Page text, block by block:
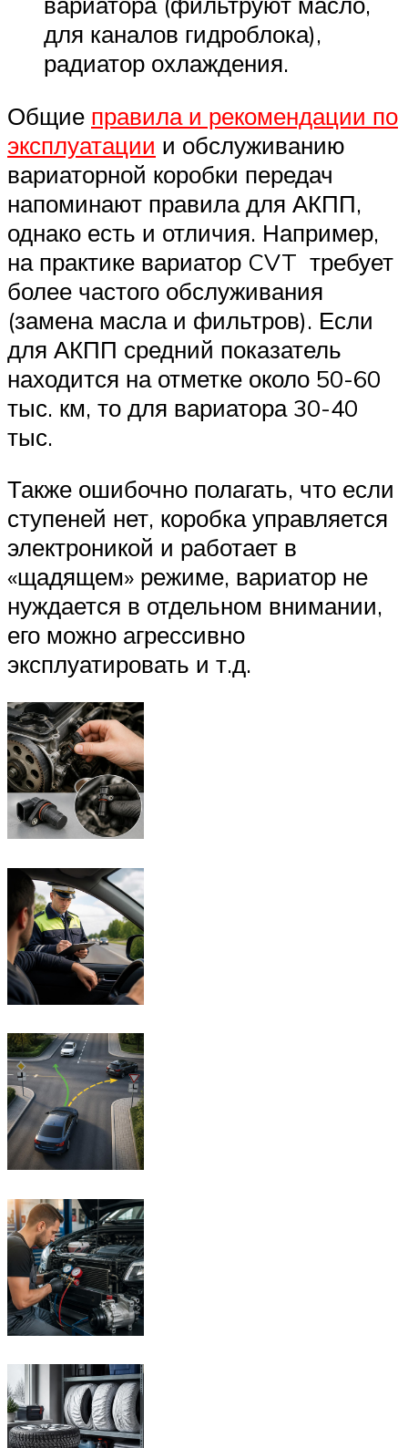
для каналов гидроблока),
радиатор охлаждения.
Общие правила и рекомендации по
эксплуатации и обслуживанию
вариаторной коробки передач
напоминают правила для АКПП,
однако есть и отличия. Например,
на практике вариатор CVT требует
более частого обслуживания
(замена масла и фильтров). Если
для АКПП средний показатель
находится на отметке около 50-60
тыс. км, то для вариатора 30-40
тыс.
Также ошибочно полагать, что если
ступеней нет, коробка управляется
электроникой и работает в
«щадящем» режиме, вариатор не
нуждается в отдельном внимании,
его можно агрессивно
эксплуатировать и т.д.